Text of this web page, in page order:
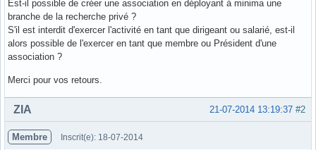
Est-il possible de créer une association en déployant à minima une
branche de la recherche privé ?
S'il est interdit d'exercer l'activité en tant que dirigeant ou salarié, est-il
alors possible de l'exercer en tant que membre ou Président d'une
association ?
Merci pour vos retours.
Hors ligne #2
21-07-2014 13:19:37
ZIA
Membre Inscrit(e): 18-07-2014